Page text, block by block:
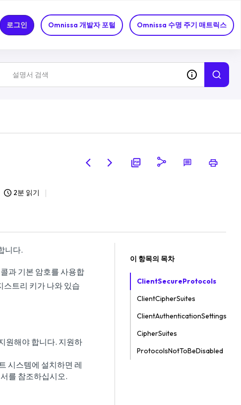
Omnissa 개발자 포털 Omnissa 수명 주기 매트릭스
로그인
2분 읽기
니다.
과 기본 암호를 사용합
스트리 키가 나와 있습
원해야 합니다. 지원하
시스템에 설치하면 레
를 참조하십시오.
이 항목의 목차
ClientSecureProtocols
ClientCipherSuites
ClientAuthenticationSettings
CipherSuites
ProtocolsNotToBeDisabled